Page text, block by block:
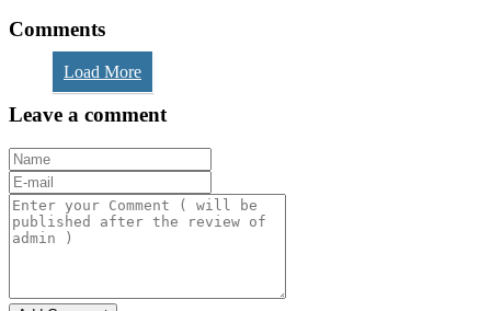
Comments
Load More
Leave a comment